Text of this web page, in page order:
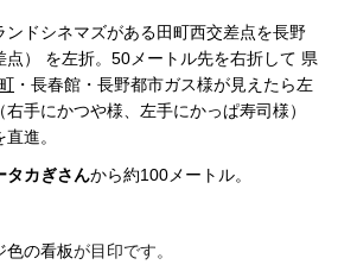
ドシネマズがある田町西交差点を長野
） を左折。50メートル先を右折して 県
・長春館・長野都市ガス様が見えたら左
手にかつや様、左手にかっぱ寿司様）
直進。
タカぎさんから約100メートル。
色の看板が目印です。